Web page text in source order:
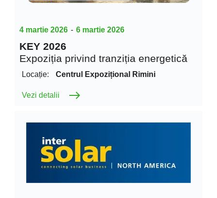
4 martie 2026 - 6 martie 2026
KEY 2026
Expoziția privind tranziția energetică
Locație: Centrul Expozițional Rimini
Vezi detalii